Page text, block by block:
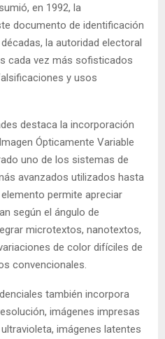
en 1992, la
documento de identificación
la autoridad electoral
cada vez más sofisticados
y usos
destaca la incorporación
Ópticamente Variable
uno de los sistemas de
avanzados utilizados hasta
permite apreciar
según el ángulo de
microtextos, nanotextos,
de color difíciles de
convencionales.
también incorpora
imágenes impresas
imágenes latentes